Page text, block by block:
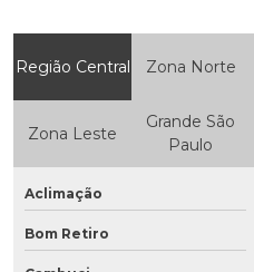
Região Central Zona Norte
Zona Leste
Grande São
Paulo
Aclimação
Bom Retiro